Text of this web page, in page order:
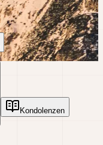
Kondolenzen